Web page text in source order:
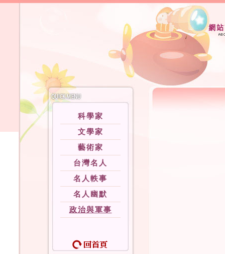
科學家
文學家
藝術家
台灣名人
名人軼事
名人幽默
政治與軍事